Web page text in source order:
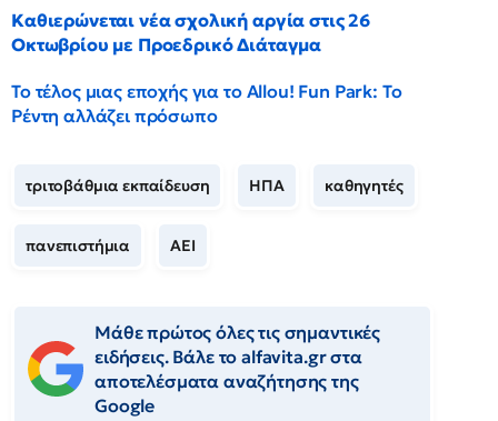
Καθιερώνεται νέα σχολική αργία στις 26
Οκτωβρίου με Προεδρικό Διάταγμα
Το τέλος μιας εποχής για το Allou! Fun Park: Το
Ρέντη αλλάζει πρόσωπο
τριτοβάθμια εκπαίδευση ΗΠΑ καθηγητές
πανεπιστήμια ΑΕΙ
Μάθε πρώτος όλες τις σημαντικές
ειδήσεις. Βάλε το alfavita.gr στα
αποτελέσματα αναζήτησης της
Google